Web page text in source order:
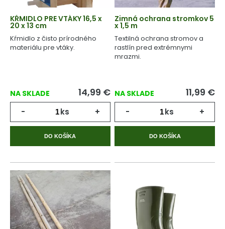
KŔMIDLO PRE VTÁKY 16,5 x
20 x 13 cm
Kŕmidlo z čisto prírodného
materiálu pre vtáky.
NA SKLADE 14,99 €
- ks +
DO KOŠÍKA
Zimná ochrana stromkov 5
x 1,5 m
Textilná ochrana stromov a
rastlín pred extrémnymi
mrazmi.
NA SKLADE 11,99 €
- ks +
DO KOŠÍKA